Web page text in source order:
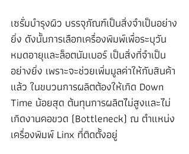
เซรั่มบำรุงผิว บรรจุภัณฑ์เป็นสิ่งจำเป็นอย่าง
ยิ่ง ดังนั้นการเลือกเครื่องพิมพ์เพื่อระบุวัน
หมดอายุและล็อตนัมเบอร์ เป็นสิ่งที่จำเป็น
อย่างยิ่ง เพราะจะช่วยเพิ่มมูลค่าให้กับสินค้า
แล้ว ในขบวนการผลิตต้องให้เกิด Down
Time น้อยสุด ต้นทุนการผลิตไม่สูงและไม่
เกิดงานคอขวด (Bottleneck) ณ ตำแหน่ง
เครื่องพิมพ์ Linx ที่ติดตั้งอยู่